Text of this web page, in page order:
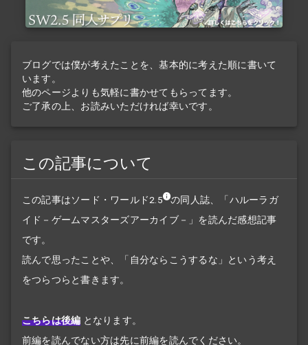
ブログでは僕が考えたことを、基本的に考えた順に書いて
います。
他のページよりも気軽に書かせてもらってます。
ご了承の上、お読みいただければ幸いです。
この記事について
この記事はソード・ワールド2.5 の同人誌、「ハルーラガ
イド－ゲームマスターズアーカイブ－」を読んだ感想記事
です。
読んで思ったことや、「自分ならこうするな」という考え
をつらつらと書きます。
こちらは後編 となります。
前編を読んでない方は先に前編を読んでください。